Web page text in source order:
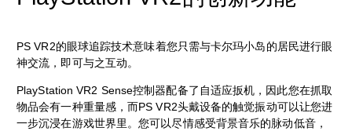
PS VR2的眼球追踪技术意味着您只需与卡尔玛小岛的居民进行眼
神交流，即可与之互动。
PlayStation VR2 Sense控制器配备了自适应扳机，因此您在抓取
物品会有一种重量感，而PS VR2头戴设备的触觉振动可以让您进
一步沉浸在游戏世界里。您可以尽情感受背景音乐的脉动低音，